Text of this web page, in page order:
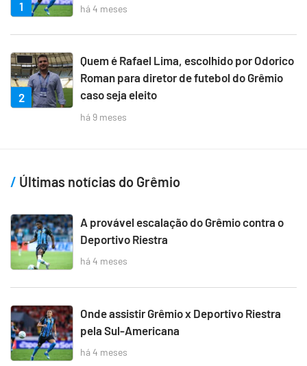
1 há 4 meses
2
Quem é Rafael Lima, escolhido por Odorico
Roman para diretor de futebol do Grêmio
caso seja eleito
há 9 meses
Últimas notícias do Grêmio
A provável escalação do Grêmio contra o
Deportivo Riestra
há 4 meses
Onde assistir Grêmio x Deportivo Riestra
pela Sul-Americana
há 4 meses